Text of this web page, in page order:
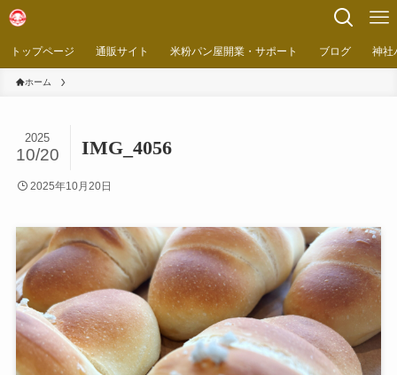
トップページ 通販サイト 米粉パン屋開業・サポート ブログ 神社
ホーム
IMG_4056
2025
10/20
2025年10月20日